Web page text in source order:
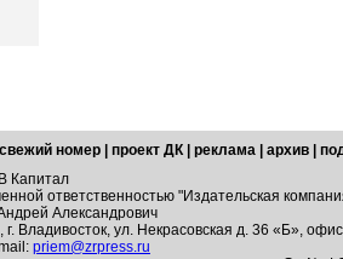
свежий номер проект ДК реклама архив
Капитал
ответственностью "Издательская
Александрович
Владивосток, ул. Некрасовская д. 36 «Б»,
priem@zrpress.ru